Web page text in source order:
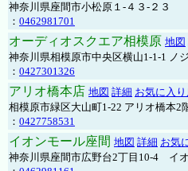
神奈川県座間市小松原１-４３-２３
： 0462981701
オーディオスクエア相模原 地図
神奈川県相模原市中央区横山1-1-1 ノ
： 0427301326
アリオ橋本店 地図 詳細 お気に入
相模原市緑区大山町1-22 アリオ橋本2
： 0427758531
イオンモール座間 地図 詳細 お気
神奈川県座間市広野台2丁目10-4 イ